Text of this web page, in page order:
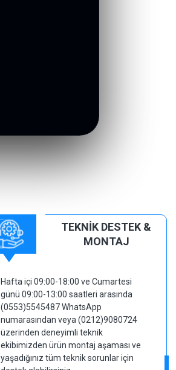
TEKNİK DESTEK &
MONTAJ
Hafta içi 09:00-18:00 ve Cumartesi
günü 09:00-13:00 saatleri arasında
(0553)5545487 WhatsApp
numarasından veya (0212)9080724
üzerinden deneyimli teknik
ekibimizden ürün montaj aşaması ve
yaşadığınız tüm teknik sorunlar için